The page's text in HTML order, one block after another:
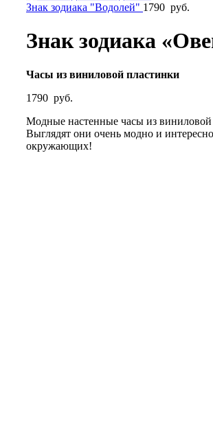
Знак зодиака "Водолей" 1790 руб.
Знак зодиака
Часы из виниловой пластинки
1790 руб.
Модные настенные часы из
Выглядят они очень модно и
окружающих!